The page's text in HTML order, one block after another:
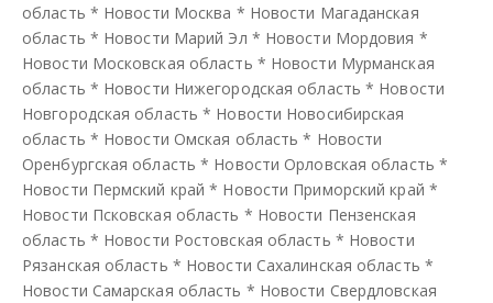
область * Новости Москва * Новости Магаданская
область * Новости Марий Эл * Новости Мордовия *
Новости Московская область * Новости Мурманская
область * Новости Нижегородская область * Новости
Новгородская область * Новости Новосибирская
область * Новости Омская область * Новости
Оренбургская область * Новости Орловская область *
Новости Пермский край * Новости Приморский край *
Новости Псковская область * Новости Пензенская
область * Новости Ростовская область * Новости
Рязанская область * Новости Сахалинская область *
Новости Самарская область * Новости Свердловская